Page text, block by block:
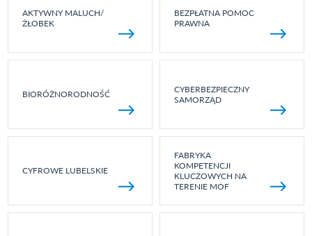
AKTYWNY MALUCH/
ŻŁOBEK
BEZPŁATNA POMOC
PRAWNA
BIORÓŻNORODNOŚĆ
CYBERBEZPIECZNY
SAMORZĄD
CYFROWE LUBELSKIE
FABRYKA
KOMPETENCJI
KLUCZOWYCH NA
TERENIE MOF